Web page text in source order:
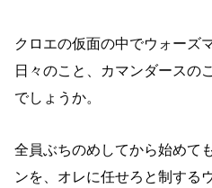
クロエの仮面の中でウォーズ
日々のこと、カマンダースの
でしょうか。
全員ぶちのめしてから始めて
ンを、オレに任せろと制する